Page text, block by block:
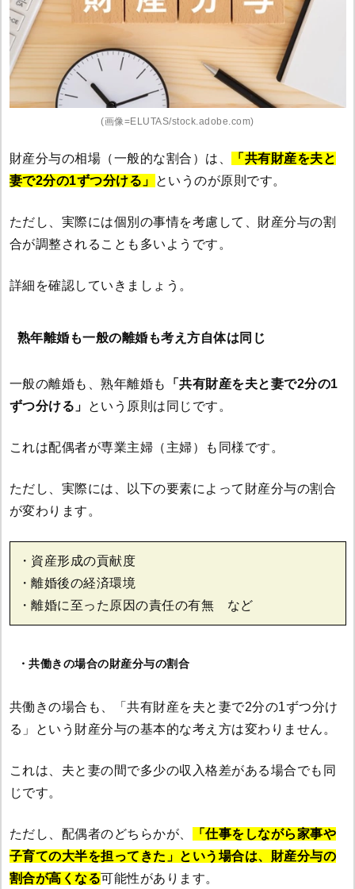
(画像=ELUTAS/stock.adobe.com)
財産分与の相場（一般的な割合）は、
「共有財産を夫と
妻で2分の1ずつ分ける」
というのが原則です。
ただし、実際には個別の事情を考慮して、財産分与の割
合が調整されることも多いようです。
詳細を確認していきましょう。
熟年離婚も一般の離婚も考え方自体は同じ
一般の離婚も、熟年離婚も
「共有財産を夫と妻で2分の1
ずつ分ける」
という原則は同じです。
これは配偶者が専業主婦（主婦）も同様です。
ただし、実際には、以下の要素によって財産分与の割合
が変わります。
・資産形成の貢献度
・離婚後の経済環境
・離婚に至った原因の責任の有無 など
・共働きの場合の財産分与の割合
共働きの場合も、「共有財産を夫と妻で2分の1ずつ分け
る」という財産分与の基本的な考え方は変わりません。
これは、夫と妻の間で多少の収入格差がある場合でも同
じです。
ただし、配偶者のどちらかが、
「仕事をしながら家事や
子育ての大半を担ってきた」という場合は、財産分与の
割合が高くなる可能性があります。